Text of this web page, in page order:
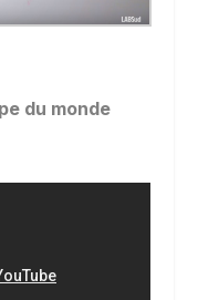
du monde